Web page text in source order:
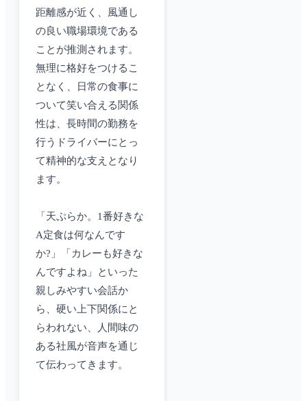
距離感が近く、風通し
の良い職場環境である
ことが推測されます。
無理に格好をつけるこ
となく、日常の食事に
ついて笑い合える関係
性は、長時間の勤務を
行うドライバーにとっ
て精神的な支えとなり
ます。
「天ぷらか。1番好きな
A定食は何なんです
か?」「カレーも好きな
んですよね」といった
親しみやすい会話か
ら、硬い上下関係にと
らわれない、人間味の
ある社風が音声を通じ
て伝わってきます。